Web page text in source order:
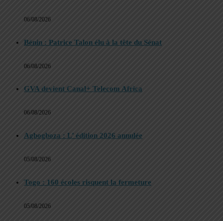
06/08/2026
Bénin : Patrice Talon élu à la tête du Sénat
06/08/2026
GVA devient Canal+ Telecom Africa
06/08/2026
Agbogboza : L’ édition 2026 annulée
05/08/2026
Togo : 160 écoles risquent la fermeture
05/08/2026